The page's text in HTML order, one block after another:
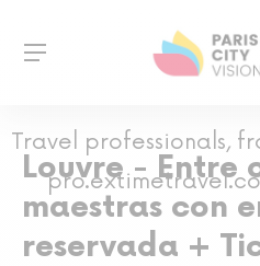
Travel professionals,
Louvre - Entre
maestras con
reservada +